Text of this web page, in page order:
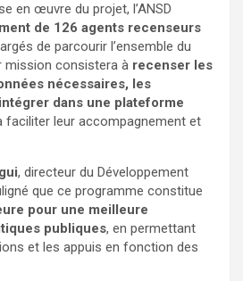
en œuvre du projet, l’ANSD
de 126 agents recenseurs
de parcourir l’ensemble du
mission consistera à recenser les
nécessaires, les
dans une plateforme
faciliter leur accompagnement et
, directeur du Développement
que ce programme constitue
pour une meilleure
publiques, en permettant
et les appuis en fonction des